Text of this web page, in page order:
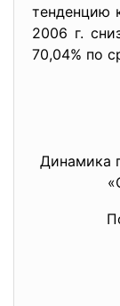
тенденцию
2006 г.
70,04% по
Динамика